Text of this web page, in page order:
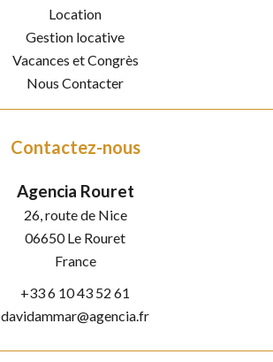
Location
Gestion locative
Vacances et Congrès
Nous Contacter
Contactez-nous
Agencia Rouret
26, route de Nice
06650Le Rouret
France
+33 6 10 43 52 61
davidammar@agencia.fr